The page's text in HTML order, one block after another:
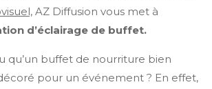
AZ Diffusion vous met à
d’éclairage de buffet.
qu’un buffet de nourriture bien
pour un événement ? En effet,